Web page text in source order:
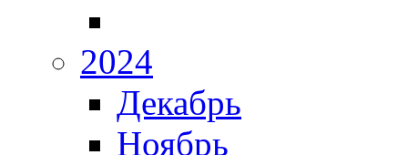
2024
Декабрь
Ноябрь